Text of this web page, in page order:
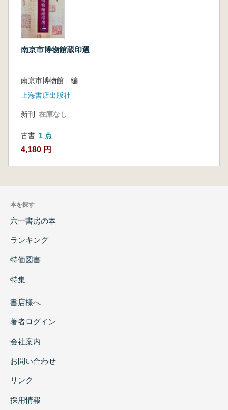
南京市博物館蔵印選
南京市博物館 編
上海書店出版社
新刊 在庫なし
古書 1 点
4,180 円
本を探す
六一書房の本
ランキング
特価図書
特集
書店様へ
著者ログイン
会社案内
お問い合わせ
リンク
採用情報